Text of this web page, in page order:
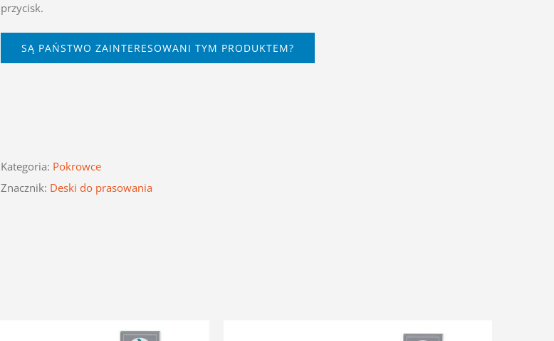
przycisk.
SĄ PAŃSTWO ZAINTERESOWANI TYM PRODUKTEM?
Kategoria: Pokrowce
Znacznik: Deski do prasowania